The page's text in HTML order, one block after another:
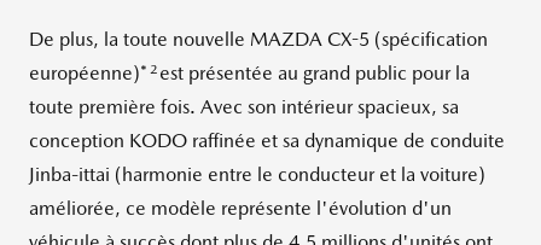
De plus, la toute nouvelle MAZDA CX-5 (spécification
européenne)* 2est présentée au grand public pour la
toute première fois. Avec son intérieur spacieux, sa
conception KODO raffinée et sa dynamique de conduite
Jinba-ittai (harmonie entre le conducteur et la voiture)
améliorée, ce modèle représente l'évolution d'un